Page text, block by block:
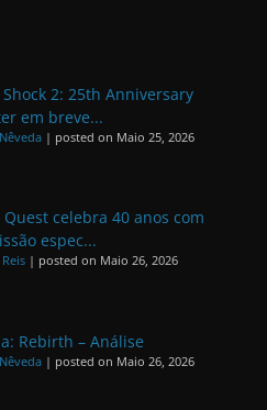
Shock 2: 25th Anniversary
em breve...
| posted on Maio 25, 2026
Quest celebra 40 anos com
espec...
| posted on Maio 26, 2026
Rebirth – Análise
| posted on Maio 26, 2026